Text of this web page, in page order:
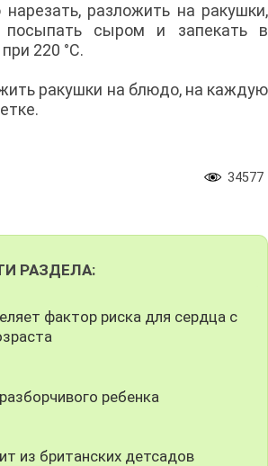
разложить на ракушки,
посыпать сыром и запекать в
220 °С.
ракушки на блюдо, на каждую
34577
РАЗДЕЛА:
фактор риска для сердца с
ребенка
из британских детсадов